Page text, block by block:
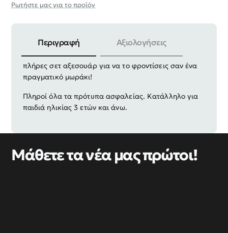
Ρωτήστε μας για το προϊόν
Περιγραφή Αξιολογήσεις
Κούκλα μωρό σε υπέροχο ρεαλιστικό σχεδιασμό με
πλήρες σετ αξεσουάρ για να το φροντίσεις σαν ένα
πραγματικό μωράκι!
Πληροί όλα τα πρότυπα ασφαλείας. Κατάλληλο για
παιδιά ηλικίας 3 ετών και άνω.
Μάθετε τα νέα μας πρώτοι!